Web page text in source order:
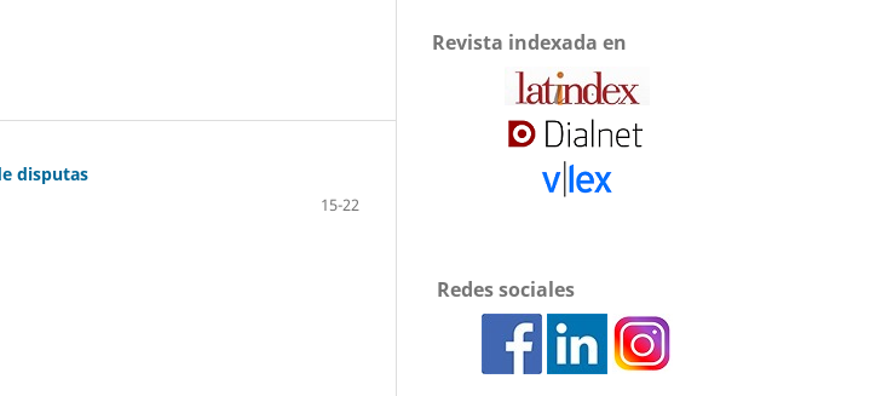
disputas
15-22
Revista indexada en
Redes sociales